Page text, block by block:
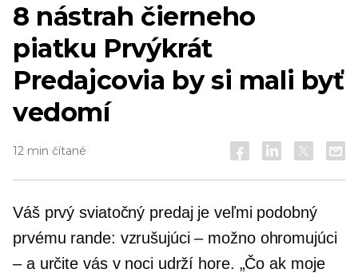
8 nástrah čierneho
piatku Prvýkrát
Predajcovia by si mali byť
vedomí
12 min čítané
Váš prvý sviatočný predaj je veľmi podobný
prvému rande: vzrušujúci – možno ohromujúci
– a určite vás v noci udrží hore. „Čo ak moje